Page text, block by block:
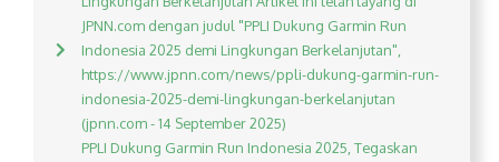
JPNN.com dengan judul "PPLI Dukung Garmin Run
Indonesia 2025 demi Lingkungan Berkelanjutan",
https://www.jpnn.com/news/ppli-dukung-garmin-run-
indonesia-2025-demi-lingkungan-berkelanjutan
(jpnn.com - 14 September 2025)
PPLI Dukung Garmin Run Indonesia 2025, Tegaskan